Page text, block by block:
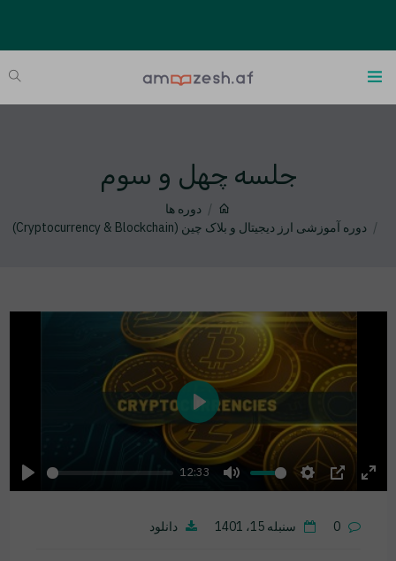
جلسه چهل و سوم
دوره ها
دوره آموزشی ارز دیجیتال و بلاک چین (Cryptocurrency & Blockchain)
Play
12:33
Mute Settings
PIP
Play
0 سنبله 15، 1401 دانلود